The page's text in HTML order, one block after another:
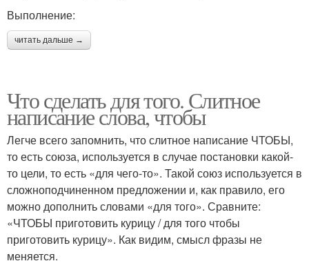
Выполнение:
читать дальше →
Что сделать для того. Слитное
написание слова, чтобы
Легче всего запомнить, что слитное написание ЧТОБЫ,
то есть союза, используется в случае постановки какой-
то цели, то есть «для чего-то». Такой союз используется в
сложноподчиненном предложении и, как правило, его
можно дополнить словами «для того». Сравните:
«ЧТОБЫ приготовить курицу / для того чтобы
приготовить курицу». Как видим, смысл фразы не
меняется.